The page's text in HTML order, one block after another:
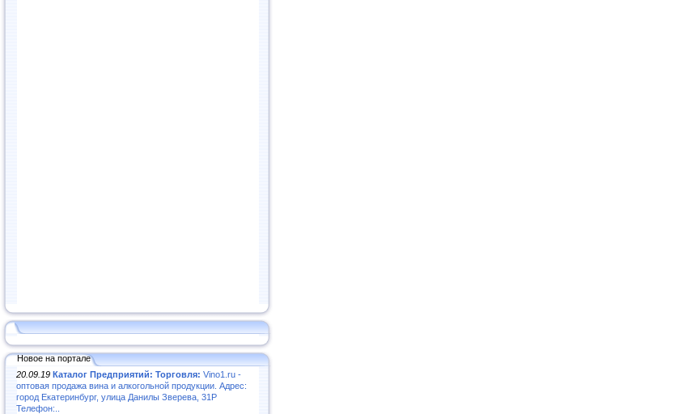
Новое на портале
20.09.19 Каталог Предприятий: Торговля: Vino1.ru -
оптовая продажа вина и алкогольной продукции. Адрес:
город Екатеринбург, улица Данилы Зверева, 31Р
Телефон:..